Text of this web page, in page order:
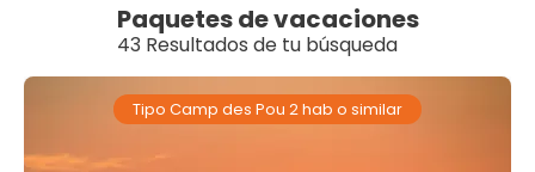
Paquetes de vacaciones
43 Resultados de tu búsqueda
Tipo Camp des Pou 2 hab o similar